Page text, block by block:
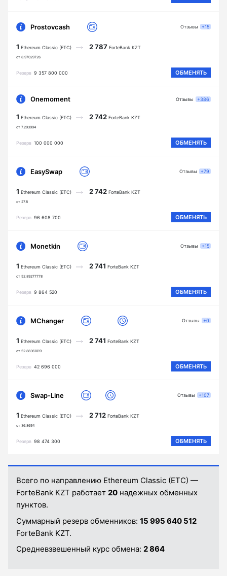
Prostovcash
1 Ethereum Classic (ETC)
от 8.97029726
2 787 ForteBank KZT
Резерв 9 357 800 000 ОБМЕНЯТЬ
Отзывы +15
Onemoment
1 Ethereum Classic (ETC)
от 7.293994
2 742 ForteBank KZT
Резерв 100 000 000 ОБМЕНЯТЬ
Отзывы +386
EasySwap
1 Ethereum Classic (ETC)
от 27.8
2 742 ForteBank KZT
Резерв 96 608 700 ОБМЕНЯТЬ
Отзывы +79
Monetkin
1 Ethereum Classic (ETC)
от 52.89277778
2 741 ForteBank KZT
Резерв 9 864 520 ОБМЕНЯТЬ
Отзывы +15
MChanger
1 Ethereum Classic (ETC)
от 52.88361019
2 741 ForteBank KZT
Резерв 42 696 000 ОБМЕНЯТЬ
Отзывы +0
Swap-Line
1 Ethereum Classic (ETC)
от 36.8694
2 712 ForteBank KZT
Резерв 98 474 300 ОБМЕНЯТЬ
Отзывы +107
Всего по направлению Ethereum Classic (ETC) —
ForteBank KZT работает 20 надежных обменных
пунктов.
Суммарный резерв обменников: 15 995 640 512
ForteBank KZT.
Средневзвешенный курс обмена: 2 864